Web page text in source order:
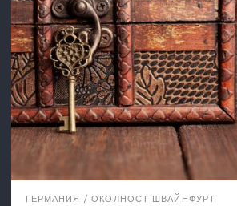
ГЕРМАНИЯ ОКОЛНОСТ ШВАЙНФУРТ